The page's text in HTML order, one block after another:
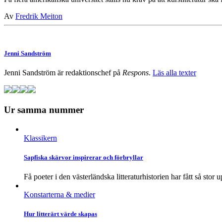
Av Fredrik Meiton
Jenni Sandström
Jenni Sandström är redaktionschef på Respons. Läs alla texter
Ur samma nummer
Klassikern
Sapfiska skärvor inspirerar och förbryllar
Få poeter i den västerländska litteraturhistorien har fått så stor
Konstarterna & medier
Hur litterärt värde skapas